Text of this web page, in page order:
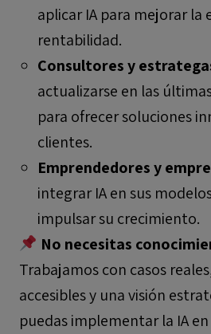
aplicar IA para mejorar la
rentabilidad.
Consultores y
actualizarse en las
para ofrecer soluciones
clientes.
Emprendedores y
integrar IA en sus
impulsar su crecimiento.
No necesitas
Trabajamos con casos
accesibles y una visión
puedas implementar la IA